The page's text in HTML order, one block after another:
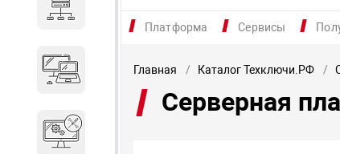
Платформа Сервисы
Компьютеры и ноутбуки
Комплектующие для
Главная Каталог Техключи.РФ
Серверная